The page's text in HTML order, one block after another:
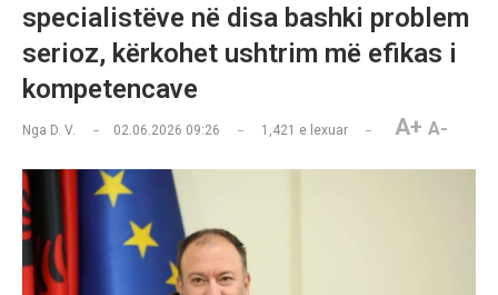
specialistëve në disa bashki problem
serioz, kërkohet ushtrim më efikas i
kompetencave
Nga D. V. 02.06.2026 09:26 1,421 e lexuar A+ A-